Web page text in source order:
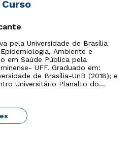
pela Universidade de Brasília
Ambiente e
em Saúde Pública pela
UFF. Graduado em:
de Brasília-UnB (2018); e
Universitário Planalto do
a
Cruzeiro do Sul.